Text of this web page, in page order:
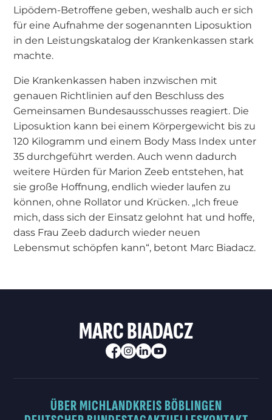
Lipödem-Betroffene geben, weshalb auch er sich
für eine Aufnahme der sogenannten Liposuktion
in den Leistungskatalog der Krankenkassen stark
machte.
Die Krankenkassen haben inzwischen mit
genauen Richtlinien auf den Beschluss des
Gemeinsamen Bundesausschusses reagiert. Die
Liposuktion kann bei einem Körpergewicht bis zu
120 Kilogramm und einem Body Mass Index unter
35 durchgeführt werden. Auch wenn dadurch
weitere Hürden für Marion Zeeb entstehen, hat
sie große Hoffnung, endlich wieder laufen zu
können, ohne Rollator und Krücken. „Ich freue
mich, dass sich der Einsatz gelohnt hat und hoffe,
dass Frau Zeeb dadurch wieder neuen
Lebensmut schöpfen kann“, betont Marc Biadacz.
MARC BIADACZ
ÜBER MICHLANDKREIS BÖBLINGEN